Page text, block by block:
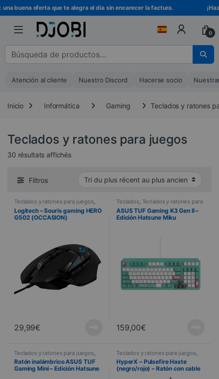
Ir a la navegación
Ir al contenidooferta que te alegra el día sin encarecer la factura.
0
Buscar :
Atención al cliente Nuestro Discord Hacerse socio
Inicio Informática Gaming Teclados y ratones
Teclados y ratones para juegos
30 résultats affichésTrié du plus récent au plus ancien
Filtros
Teclados y ratones para juegos,
Gaming ,Informática Dispositivos
periféricos,Ratón
Logitech – Souris gaming HERO
G502 (OCCASION)
29,99€
Teclados, Teclados y ratones para
juegos,Gaming Informática
Dispositivos periféricos
ASUS TUF Gaming K3 Gen II –
Edición Hatsune Miku
159,00€
Teclados y ratones para juegos
Gaming Informática ,Dispositivos
periféricos,Ratón
Ratón inalámbrico ASUS TUF
Gaming Mini – Edición Hatsune
Teclados y ratones para juegos
Gaming , Informática ,Dispositivos
periféricos,Ratón
HyperX – Pulsefire Haste
(negro/rojo) – Ratón con cable